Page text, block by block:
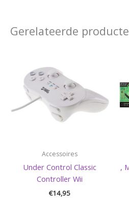
Gerelateerde
Accessoires
Under Control Classic
Controller Wii
€14,95
,